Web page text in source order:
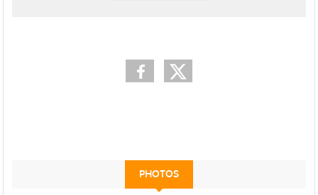
PHOTOS